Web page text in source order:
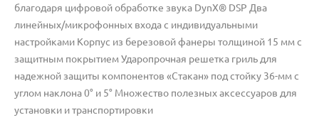
благодаря цифровой обработке звука DynX® DSP Два
линейных/микрофонных входа с индивидуальными
настройками Корпус из березовой фанеры толщиной 15 мм с
защитным покрытием Ударопрочная решетка гриль для
надежной защиты компонентов «Стакан» под стойку 36-мм с
углом наклона 0° и 5° Множество полезных аксессуаров для
установки и транспортировки